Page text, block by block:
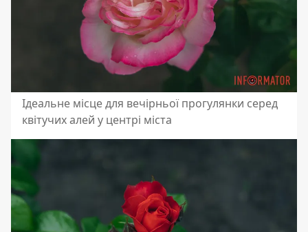
Ідеальне місце для вечірньої прогулянки серед
квітучих алей у центрі міста